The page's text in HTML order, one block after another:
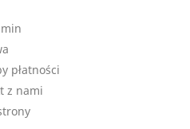
płatności
z nami